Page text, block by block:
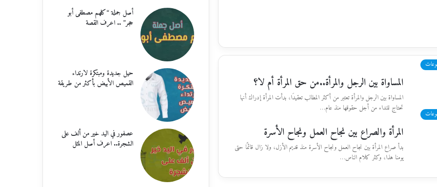
المساواة بين الرجل والمرأة..من حق المرأة أم لا؟
المساواة بين الرجل والمرأة تعتبر من أكثر المطالب تعقيدَا، بدأت المرأة إدراك أنها
تحتاج للنداء من أجل حقوقها منذ عام…
المرأة والصراع بين نجاح العمل ونجاح الأسرة
بدأ صراع المرأة بين نجاح العمل ونجاح الأسرة منذ قديم الأزل، ولا زال قائمًا حتى
يومنا هذا، وكثر كلام الناس…
أصل جملة “كلهم مصطفى أبو
حجر” .. اعرف القصة
حيل جديدة ومبتكرة لارتداء
القميص الأبيض بأكثر من طريقة
عصفور في اليد خير من ألف على
الشجرة.. اعرف أصل المثل